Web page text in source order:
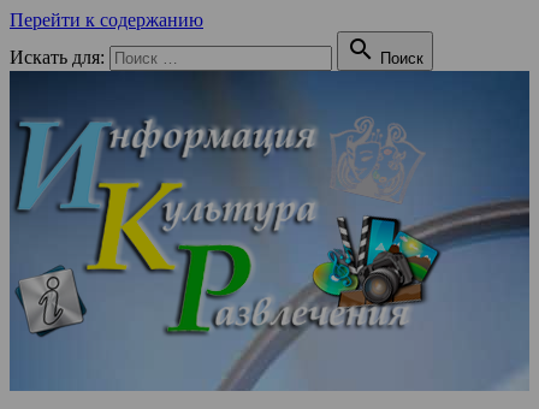
Перейти к содержанию
Искать для:
 Поиск